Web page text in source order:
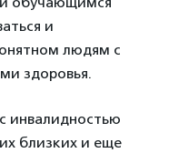
и
людям с
здоровья.
инвалидностью
близких и еще